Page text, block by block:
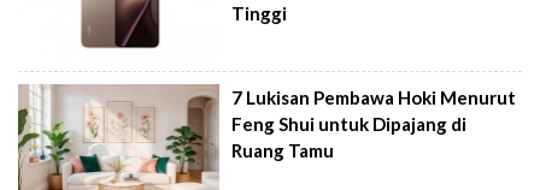
Tinggi
7 Lukisan Pembawa Hoki Menurut
Feng Shui untuk Dipajang di
Ruang Tamu